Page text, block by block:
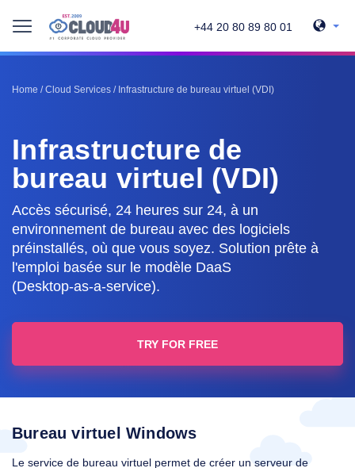
+44 20 80 89 80 01
Home /Cloud Services / Infrastructure de bureau virtuel (VDI)
Infrastructure de
bureau virtuel (VDI)
Accès sécurisé, 24 heures sur 24, à un
environnement de bureau avec des logiciels
préinstallés, où que vous soyez. Solution prête à
l'emploi basée sur le modèle DaaS
(Desktop-as-a-service).
TRY FOR FREE
Bureau virtuel Windows
Le service de bureau virtuel permet de créer un serveur de